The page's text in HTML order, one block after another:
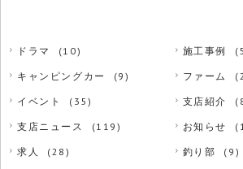
ドラマ (10) 施工事例
キャンピングカー (9) ファーム
イベント (35) 支店紹介
支店ニュース (119) お知らせ
求人 (28) 釣り部 (9)